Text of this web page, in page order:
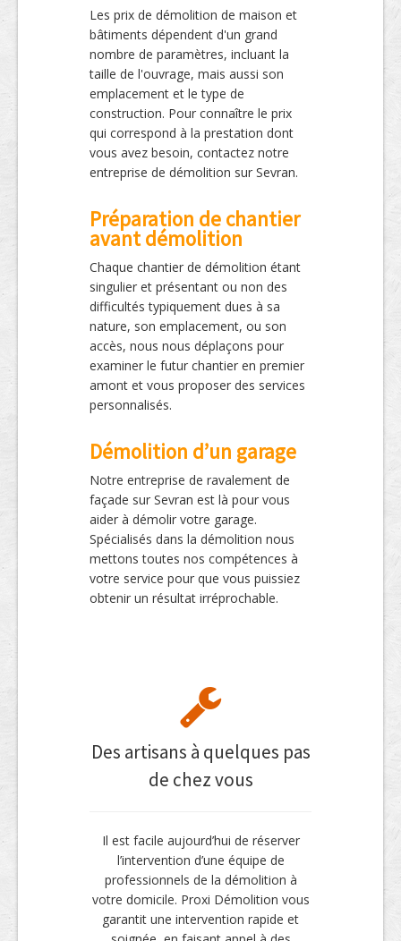
Les prix de démolition de maison et
bâtiments dépendent d'un grand
nombre de paramètres, incluant la
taille de l'ouvrage, mais aussi son
emplacement et le type de
construction. Pour connaître le prix
qui correspond à la prestation dont
vous avez besoin, contactez notre
entreprise de démolition sur Sevran.
Préparation de chantier
avant démolition
Chaque chantier de démolition étant
singulier et présentant ou non des
difficultés typiquement dues à sa
nature, son emplacement, ou son
accès, nous nous déplaçons pour
examiner le futur chantier en premier
amont et vous proposer des services
personnalisés.
Démolition d’un garage
Notre entreprise de ravalement de
façade sur Sevran est là pour vous
aider à démolir votre garage.
Spécialisés dans la démolition nous
mettons toutes nos compétences à
votre service pour que vous puissiez
obtenir un résultat irréprochable.
Des artisans à quelques pas
de chez vous
Il est facile aujourd’hui de réserver
l’intervention d’une équipe de
professionnels de la démolition à
votre domicile. Proxi Démolition vous
garantit une intervention rapide et